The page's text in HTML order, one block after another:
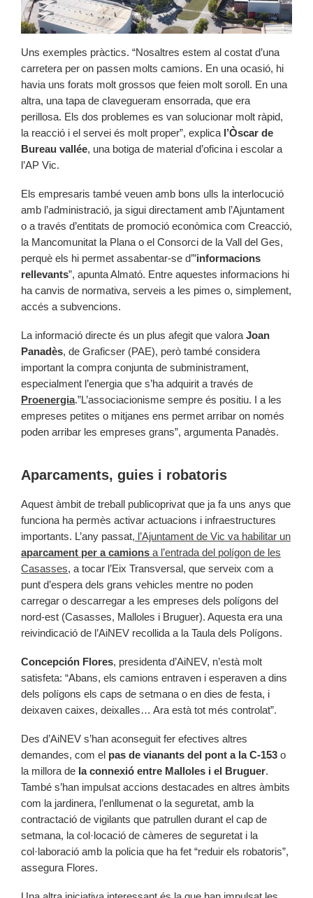
Uns exemples pràctics. “Nosaltres estem al costat d’una
carretera per on passen molts camions. En una ocasió, hi
havia uns forats molt grossos que feien molt soroll. En una
altra, una tapa de clavegueram ensorrada, que era
perillosa. Els dos problemes es van solucionar molt ràpid,
la reacció i el servei és molt proper”, explica l’Òscar de
Bureau vallée, una botiga de material d’oficina i escolar a
l’AP Vic.
Els empresaris també veuen amb bons ulls la interlocució
amb l’administració, ja sigui directament amb l’Ajuntament
o a través d’entitats de promoció econòmica com Creacció,
la Mancomunitat la Plana o el Consorci de la Vall del Ges,
perquè els hi permet assabentar-se d’”informacions
rellevants”, apunta Almató. Entre aquestes informacions hi
ha canvis de normativa, serveis a les pimes o, simplement,
accés a subvencions.
La informació directe és un plus afegit que valoraJoan
Panadès, de Graficser (PAE), però també considera
important la compra conjunta de subministrament,
especialment l’energia que s’ha adquirit a través de
Proenergia.”L’associacionisme sempre és positiu. I a les
empreses petites o mitjanes ens permet arribar on només
poden arribar les empreses grans”, argumenta Panadès.
Aparcaments, guies i robatoris
Aquest àmbit de treball publicoprivat que ja fa uns anys que
funciona ha permès activar actuacions i infraestructures
importants. L’any passat, l’Ajuntament de Vic va habilitar un
aparcament per a camions a l’entrada del polígon de les
Casasses, a tocar l’Eix Transversal, que serveix com a
punt d’espera dels grans vehicles mentre no poden
carregar o descarregar a les empreses dels polígons del
nord-est (Casasses, Malloles i Bruguer). Aquesta era una
reivindicació de l’AiNEV recollida a la Taula dels Polígons.
Concepción Flores, presidenta d’AiNEV, n’està molt
satisfeta: “Abans, els camions entraven i esperaven a dins
dels polígons els caps de setmana o en dies de festa, i
deixaven caixes, deixalles… Ara està tot més controlat”.
Des d’AiNEV s’han aconseguit fer efectives altres
demandes, com el pas de vianants del pont a la C-153 o
la millora de la connexió entre Malloles i el Bruguer.
També s’han impulsat accions destacades en altres àmbits
com la jardinera, l’enllumenat o la seguretat, amb la
contractació de vigilants que patrullen durant el cap de
setmana, la col·locació de càmeres de seguretat i la
col·laboració amb la policia que ha fet “reduir els robatoris”,
assegura Flores.